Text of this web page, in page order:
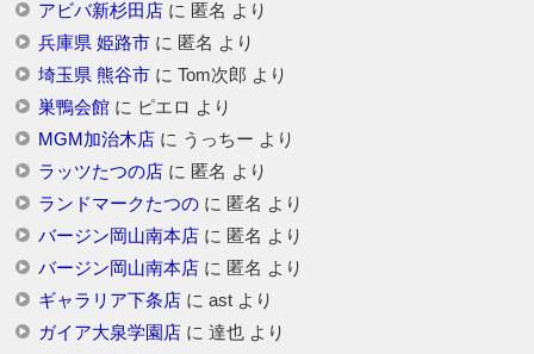
アビバ新杉田店に 匿名 より
兵庫県 姫路市に 匿名 より
埼玉県 熊谷市に Tom次郎 より
巣鴨会館に ピエロ より
MGM加治木店に うっちー より
ラッツたつの店に 匿名 より
ランドマークたつのに 匿名 より
バージン岡山南本店に 匿名 より
バージン岡山南本店に 匿名 より
ギャラリア下条店に astより
ガイア大泉学園店に 達也より